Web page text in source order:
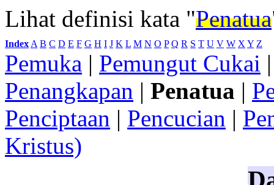
Lihat definisi kata "Penatua
Index: A B C D E F G H I J K L M N O P Q R S T U V W X Y Z
Pemuka | Pemungut Cukai
Penangkapan | Penatua |
Penciptaan | Pencucian |
Kristus)